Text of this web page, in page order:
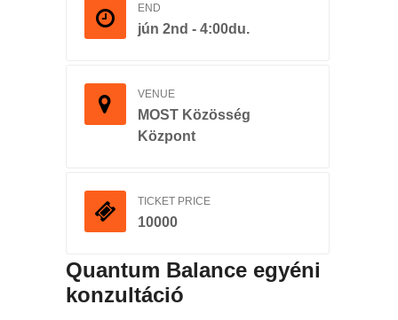
END
jún 2nd - 4:00du.
VENUE
MOST Közösség
Központ
TICKET PRICE
10000
Quantum Balance egyéni
konzultáció